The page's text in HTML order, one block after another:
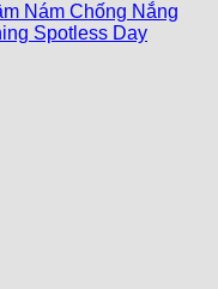
Nám Chống Nắng
Spotless Day